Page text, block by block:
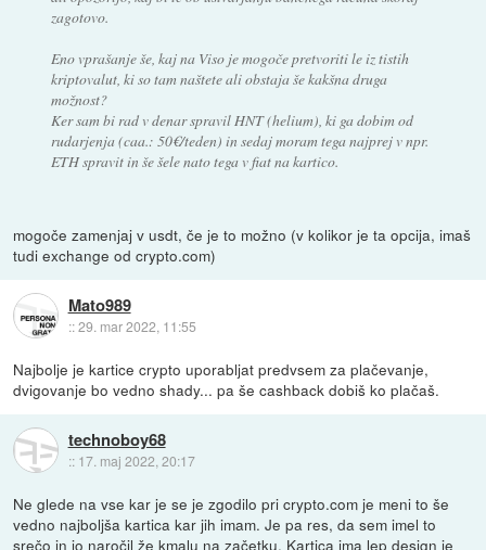
zagotovo.
Eno vprašanje še, kaj na Viso je mogoče pretvoriti le iz tistih
kriptovalut, ki so tam naštete ali obstaja še kakšna druga
možnost?
Ker sam bi rad v denar spravil HNT (helium), ki ga dobim od
rudarjenja (caa.: 50€/teden) in sedaj moram tega najprej v npr.
ETH spravit in še šele nato tega v fiat na kartico.
mogoče zamenjaj v usdt, če je to možno (v kolikor je ta opcija, imaš
tudi exchange od crypto.com)
Mato989
::29. mar 2022, 11:55
Najbolje je kartice crypto uporabljat predvsem za plačevanje,
dvigovanje bo vedno shady... pa še cashback dobiš ko plačaš.
technoboy68
:: 17. maj 2022, 20:17
Ne glede na vse kar je se je zgodilo pri crypto.com je meni to še
vedno najboljša kartica kar jih imam. Je pa res, da sem imel to
srečo in jo naročil že kmalu na začetku. Kartica ima lep design je